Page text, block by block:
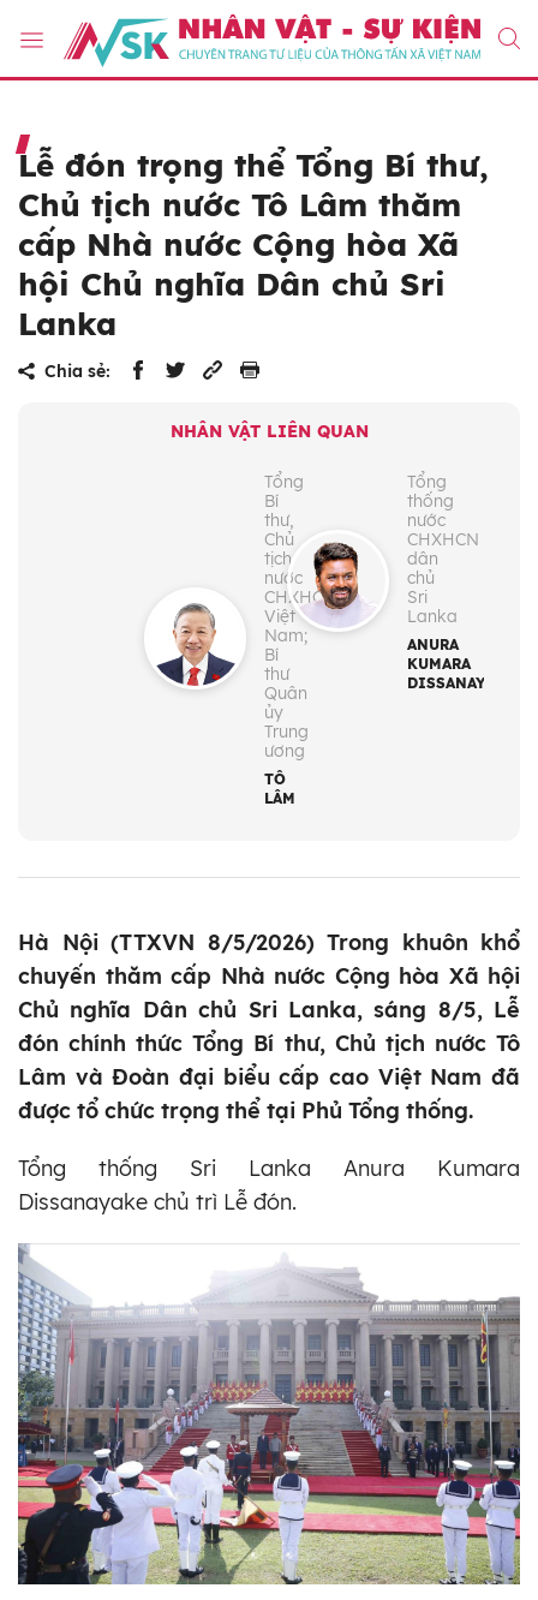
Lễ đón trọng thể Tổng Bí thư,
Chủ tịch nước Tô Lâm thăm
cấp Nhà nước Cộng hòa Xã
hội Chủ nghĩa Dân chủ Sri
Lanka
Chia sẻ:
NHÂN VẬT LIÊN QUAN
Tổng
Bí
thư,
Chủ
tịch
nước
CHXHCN
Việt
Nam;
Bí
thư
Quân
ủy
Trung
ương
TÔ
LÂM
Tổng
thống
nước
CHXHCN
dân
chủ
Sri
Lanka
ANURA
KUMARA
DISSANAYAKA
Hà Nội (TTXVN 8/5/2026) Trong khuôn khổ
chuyến thăm cấp Nhà nước Cộng hòa Xã hội
Chủ nghĩa Dân chủ Sri Lanka, sáng 8/5, Lễ
đón chính thức Tổng Bí thư, Chủ tịch nước Tô
Lâm và Đoàn đại biểu cấp cao Việt Nam đã
được tổ chức trọng thể tại Phủ Tổng thống.
Tổng thống Sri Lanka Anura Kumara
Dissanayake chủ trì Lễ đón.